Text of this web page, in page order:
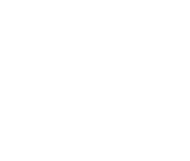
Caoutchouc liquide Conçue
Tout est déjà inclus dans le kit
créations. Le kit contient :
Eau 800 GR IWHITE RÉSINE
CAOUTCHOUC DE SILICONE